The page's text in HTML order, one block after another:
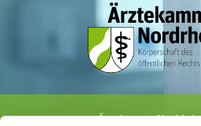
Ärztekammer Nordrhein